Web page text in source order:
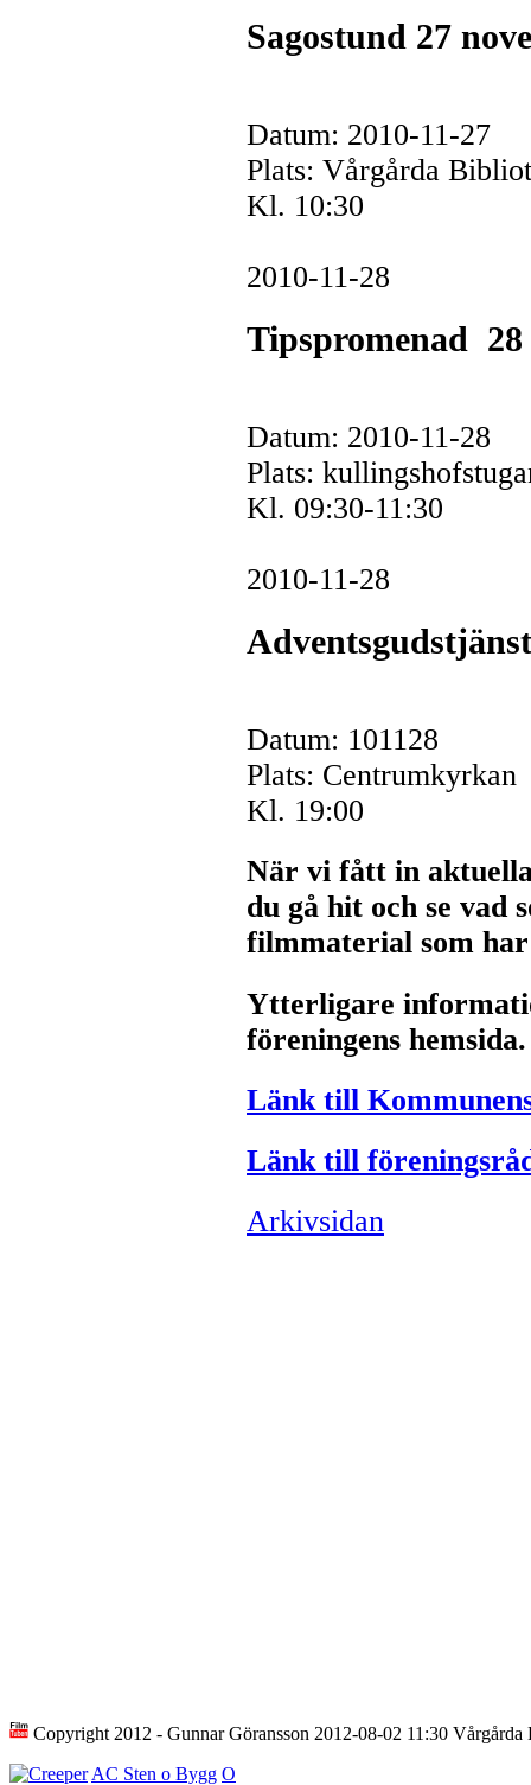
Sagostund 27
Datum: 2010-11-27
Plats: Vårgårda
Kl. 10:30
2010-11-28
Tipspromenad 28
Datum: 2010-11-28
Plats:
Kl. 09:30-11:30
2010-11-28
Adventsgudstjänst
Datum: 101128
Plats: Centrumkyrkan
Kl. 19:00
När vi fått in
du gå hit och se vad
filmmaterial som
Ytterligare
föreningens hemsida.
Länk till
Länk till
Arkivsidan
Copyright 2012 - Gunnar Göransson 2012-08-02 11:30
AC Sten o Bygg O